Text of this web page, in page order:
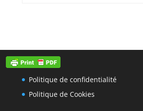
Politique de confidentialité
Politique de Cookies